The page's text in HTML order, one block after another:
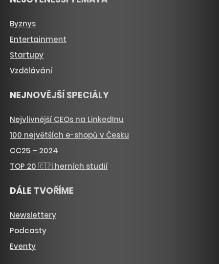
Byznys
Entertainment
Startupy
Vzdělávání
NEJNOVĚJŠÍ SPECIÁLY
Nejvlivnější CEOs na LinkedInu
100 největších e-shopů v Česku
CC25 – 2024
TOP 20 🇨🇿 herních studií
DÁLE TVOŘÍME
Newslettery
Podcasty
Eventy